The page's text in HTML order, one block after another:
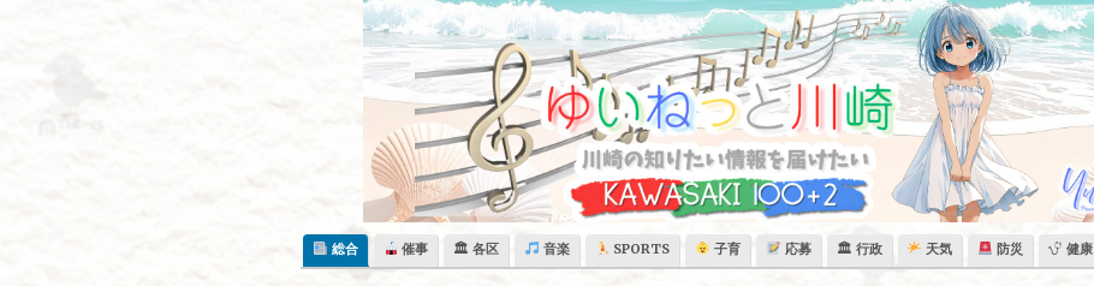
総合 催事 🏛 各区 音楽 SPORTS 子育 応募 🏛 行政 天気 防災 健康